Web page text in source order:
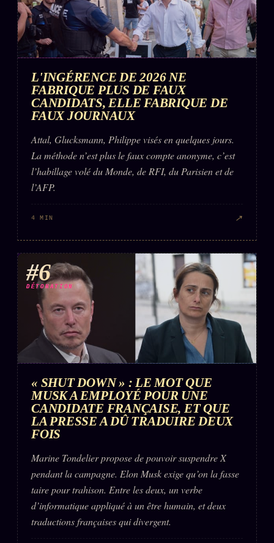
L'INGÉRENCE DE 2026 NE
FABRIQUE PLUS DE FAUX
CANDIDATS, ELLE FABRIQUE DE
FAUX JOURNAUX
Attal, Glucksmann, Philippe visés en quelques jours.
La méthode n’est plus le faux compte anonyme, c’est
l’habillage volé du Monde, de RFI, du Parisien et de
l’AFP.
4 MIN ↗
#6
DÉTONATION
« SHUT DOWN » : LE MOT QUE
MUSK A EMPLOYÉ POUR UNE
CANDIDATE FRANÇAISE, ET QUE
LA PRESSE A DÛ TRADUIRE DEUX
FOIS
Marine Tondelier propose de pouvoir suspendre X
pendant la campagne. Elon Musk exige qu’on la fasse
taire pour trahison. Entre les deux, un verbe
d’informatique appliqué à un être humain, et deux
traductions françaises qui divergent.